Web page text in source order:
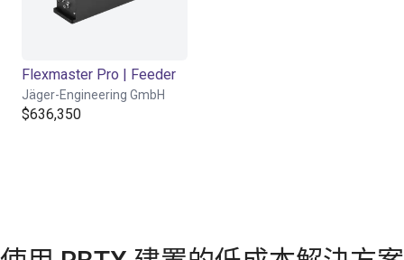
Flexmaster Pro | Feeder
Jäger-Engineering GmbH
$636,350